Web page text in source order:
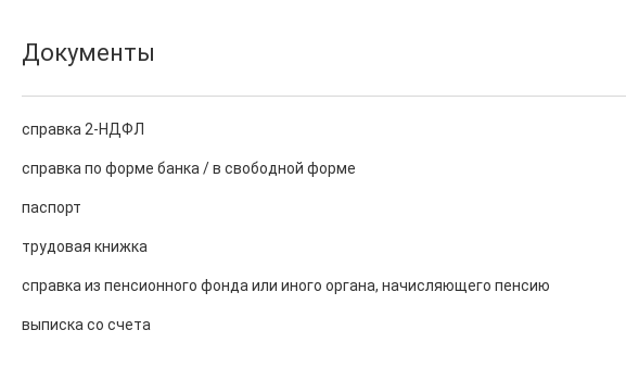
Документы
справка 2-НДФЛ
справка по форме банка / в свободной форме
паспорт
трудовая книжка
справка из пенсионного фонда или иного органа, начисляющего пенсию
выписка со счета